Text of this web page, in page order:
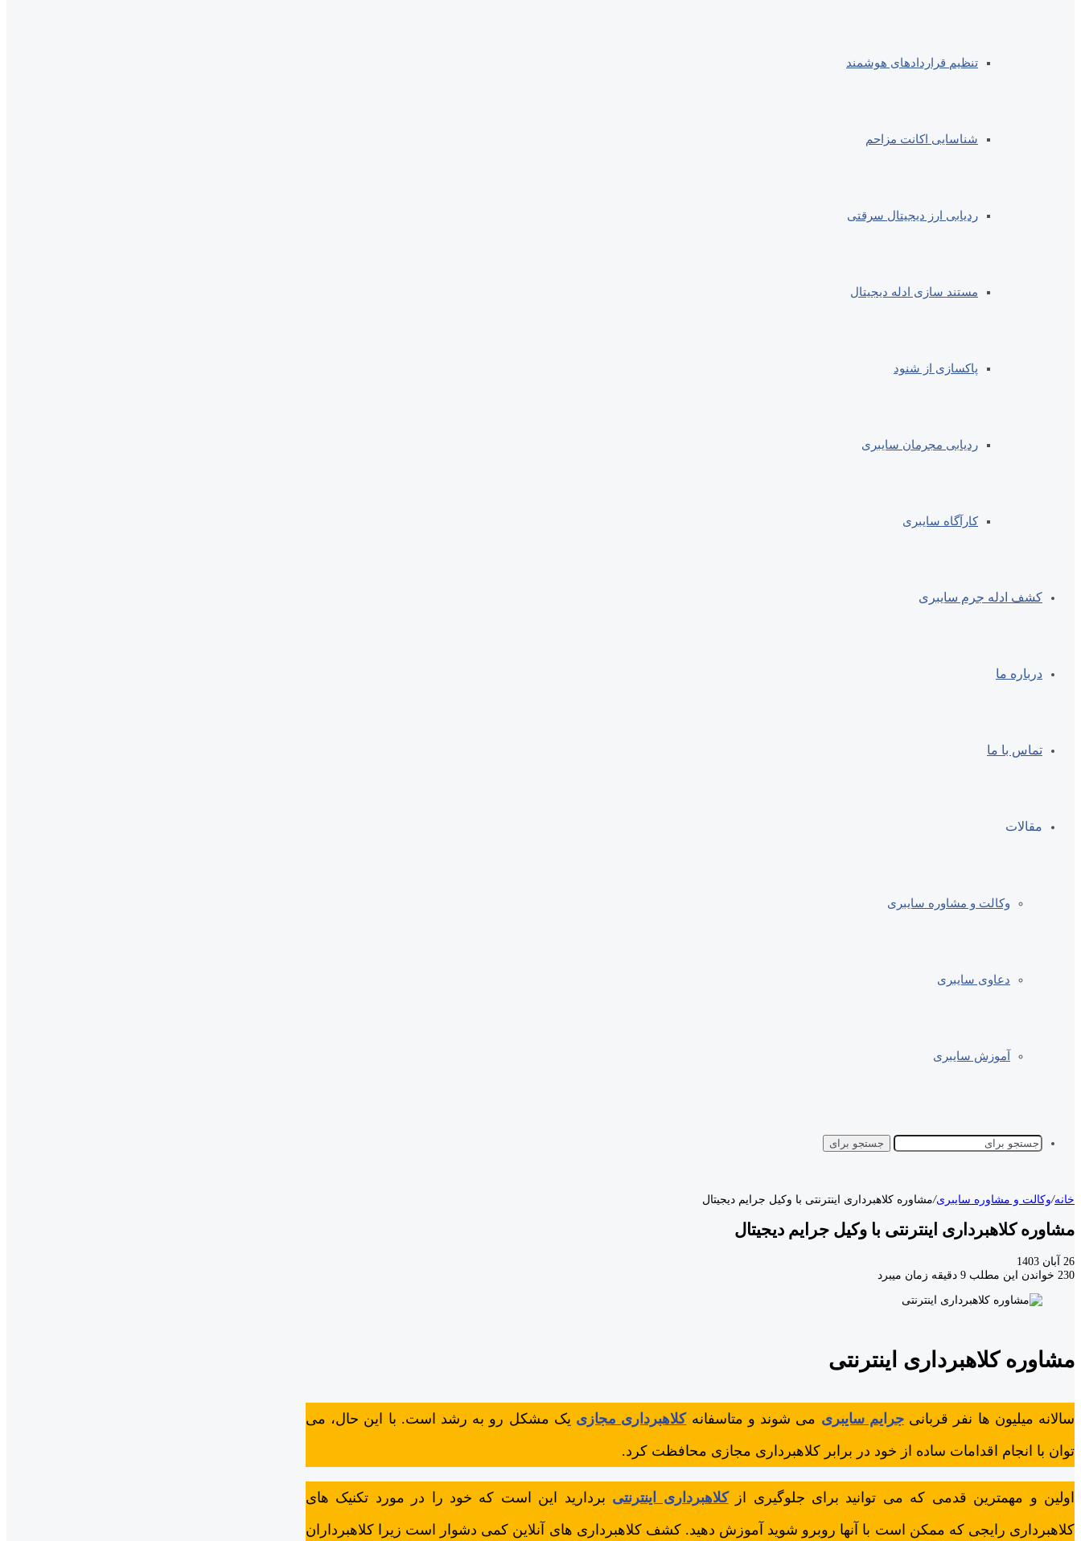
تنظیم قراردادهای هوشمند
شناسایی اکانت مزاحم
ردیابی ارز دیجیتال سرقتی
مستند سازی ادله دیجیتال
پاکسازی از شنود
ردیابی مجرمان سایبری
کارآگاه سایبری
کشف ادله جرم سایبری
درباره ما
تماس با ما
مقالات
وکالت و مشاوره سایبری
دعاوی سایبری
آموزش سایبری
جستجو برای
خانه/وکالت و مشاوره سایبری/مشاوره کلاهبرداری اینترنتی با وکیل جرایم دیجیتال
مشاوره کلاهبرداری اینترنتی با وکیل جرایم دیجیتال
26 آبان 1403
230 خواندن این مطلب 9 دقیقه زمان میبرد
مشاوره کلاهبرداری اینترنتی
سالانه میلیون ها نفر قربانیجرایم سایبری می شوند و متاسفانهکلاهبرداری مجازی یک مشکل رو به رشد است. با این حال، می
توان با انجام اقدامات ساده از خود در برابر کلاهبرداری مجازی محافظت کرد.
اولین و مهمترین قدمی که می توانید برای جلوگیری ازکلاهبرداری اینترنتی بردارید این است که خود را در مورد تکنیک های
کلاهبرداری رایجی که ممکن است با آنها روبرو شوید آموزش دهید. کشف کلاهبرداری های آنلاین کمی دشوار است زیرا کلاهبرداران